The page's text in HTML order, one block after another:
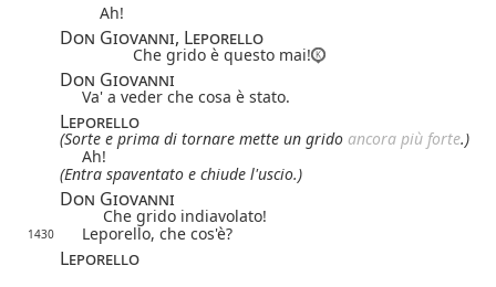
Ah!
Don Giovanni, Leporello
Che grido è questo mai!
Don Giovanni
Va' a veder che cosa è stato.
Leporello
(Sorte e prima di tornare mette un grido ancora più forte.)
Ah!
(Entra spaventato e chiude l'uscio.)
Don Giovanni
Che grido indiavolato!
1430 Leporello, che cos'è?
Leporello